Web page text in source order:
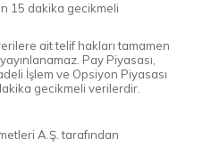
15 dakika gecikmeli
ait telif hakları tamamen
Pay Piyasası,
İşlem ve Opsiyon Piyasası
gecikmeli verilerdir.
A.Ş. tarafından